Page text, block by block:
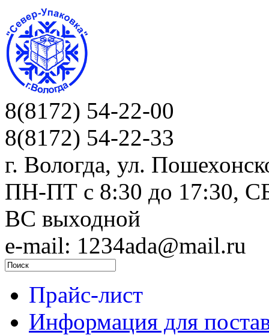
8(8172) 54-22-00
8(8172) 54-22-33
г. Вологда, ул.
ПН-ПТ c 8:30 до 17:30,
ВС выходной
e-mail: 1234ada@mail.ru
Прайс-лист
Информация для